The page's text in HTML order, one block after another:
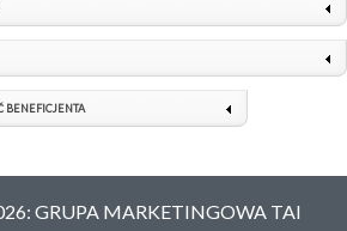
BENEFICJENTA
GRUPA MARKETINGOWA TAI